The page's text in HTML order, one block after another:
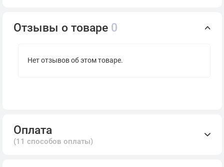
Отзывы о товаре 0
Нет отзывов об этом товаре.
Оплата
(11 способов оплаты)